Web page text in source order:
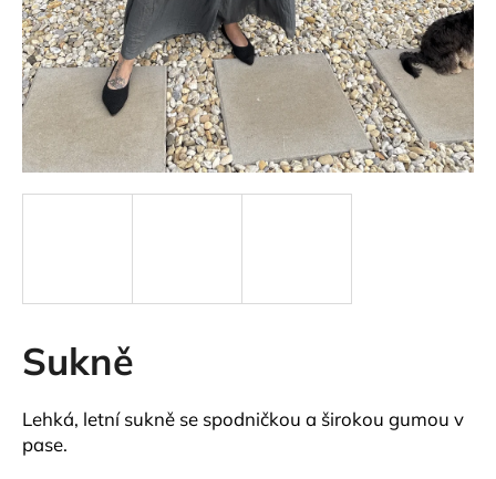
Sukně
Lehká, letní sukně se spodničkou a širokou gumou v
pase.
a
j
í
t
?
D
o
o
r